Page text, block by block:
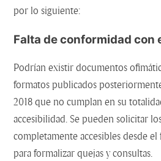
por lo siguiente:
Falta de conformidad con
Podrían existir documentos
formatos publicados
2018 que no cumplan en su
accesibilidad. Se pueden solicitar
completamente accesibles desde
para formalizar quejas y consultas.